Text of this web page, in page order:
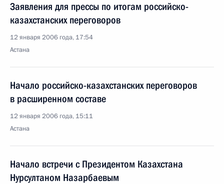
Заявления для прессы по итогам российско-
казахстанских переговоров
12 января 2006 года, 17:54
Астана
Начало российско-казахстанских переговоров
в расширенном составе
12 января 2006 года, 15:11
Астана
Начало встречи с Президентом Казахстана
Нурсултаном Назарбаевым